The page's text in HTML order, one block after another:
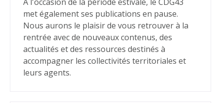
met également ses publications en pause.
Nous aurons le plaisir de vous retrouver à la
rentrée avec de nouveaux contenus, des
actualités et des ressources destinés à
accompagner les collectivités territoriales et
leurs agents.